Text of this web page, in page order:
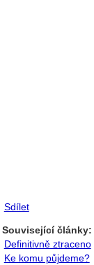
Sdílet
Související články:
Definitivně ztraceno
Ke komu půjdeme?